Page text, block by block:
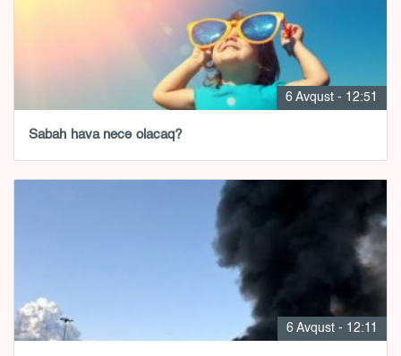
6 Avqust - 12:51
Sabah hava necə olacaq?
6 Avqust - 12:11